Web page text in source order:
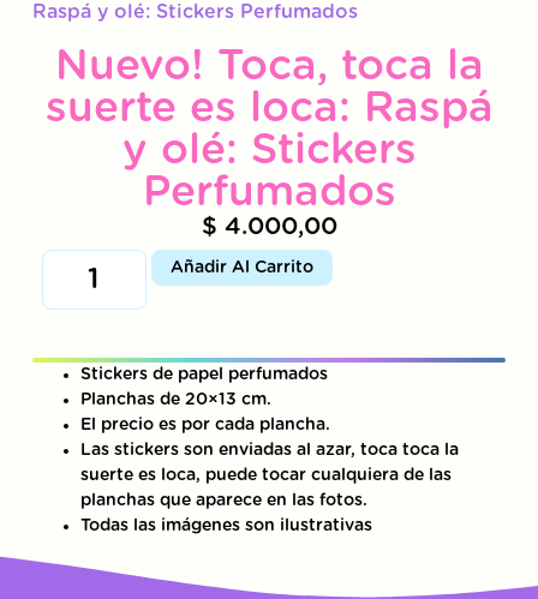
Raspá y olé: Stickers Perfumados
Nuevo! Toca, toca la
suerte es loca: Raspá
y olé: Stickers
Perfumados
$ 4.000,00
Añadir Al Carrito
Stickers de papel perfumados
Planchas de 20×13 cm.
El precio es por cada plancha.
Las stickers son enviadas al azar, toca toca la
suerte es loca, puede tocar cualquiera de las
planchas que aparece en las fotos.
Todas las imágenes son ilustrativas